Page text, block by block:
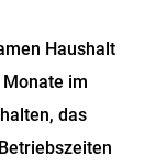
Haushalt
im
das